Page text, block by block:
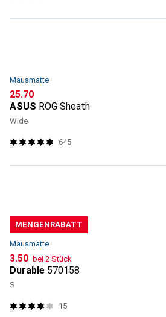
Mausmatte
CHF
25.70
ASUS ROG Sheath
Wide
645
MENGENRABATT
Mausmatte
CHF
3.50 bei 2 Stück
Durable 570158
S
15